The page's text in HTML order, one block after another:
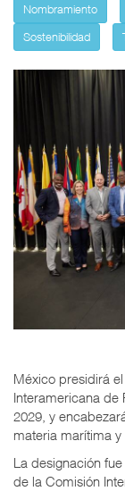
Nombramiento
Sostenibilidad
México presidirá
Interamericana de
2029, y
materia marítima y
La designación
de la Comisión